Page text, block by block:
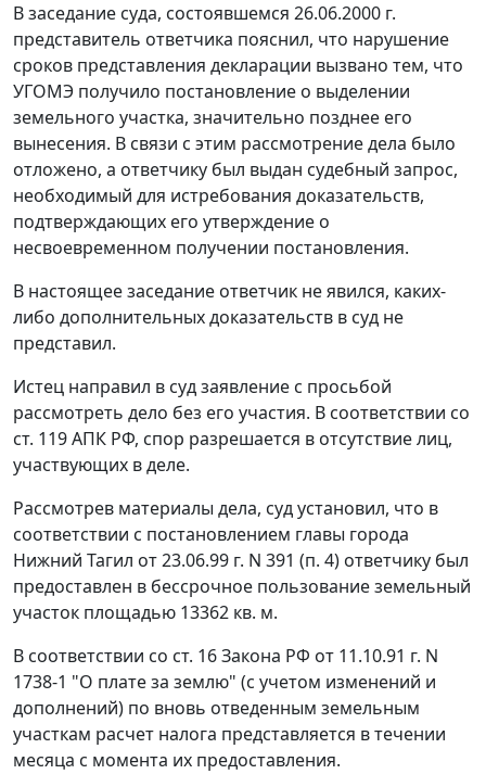
В заседание суда, состоявшемся 26.06.2000 г.
представитель ответчика пояснил, что нарушение
сроков представления декларации вызвано тем, что
УГОМЭ получило постановление о выделении
земельного участка, значительно позднее его
вынесения. В связи с этим рассмотрение дела было
отложено, а ответчику был выдан судебный запрос,
необходимый для истребования доказательств,
подтверждающих его утверждение о
несвоевременном получении постановления.
В настоящее заседание ответчик не явился, каких-
либо дополнительных доказательств в суд не
представил.
Истец направил в суд заявление с просьбой
рассмотреть дело без его участия. В соответствии со
ст. 119АПК РФ, спор разрешается в отсутствие лиц,
участвующих в деле.
Рассмотрев материалы дела, суд установил, что в
соответствии с постановлением главы города
Нижний Тагил от 23.06.99 г. N 391 (п. 4) ответчику был
предоставлен в бессрочное пользование земельный
участок площадью 13362 кв. м.
В соответствии со ст. 16Закона РФ от 11.10.91 г. N
1738-1 "О плате за землю" (с учетом изменений и
дополнений) по вновь отведенным земельным
участкам расчет налога представляется в течении
месяца с момента их предоставления.